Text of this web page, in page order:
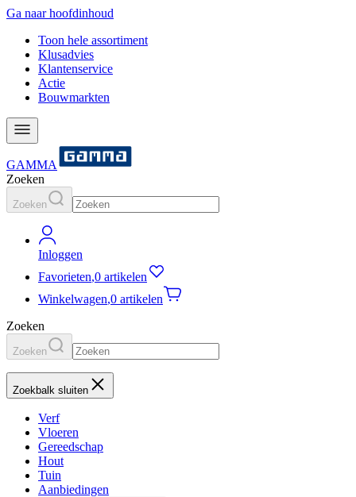
Ga naar hoofdinhoud
Toon hele assortiment
Klusadvies
Klantenservice
Actie
Bouwmarkten
GAMMA
Zoeken
Zoeken
Inloggen
Favorieten,0 artikelen
Winkelwagen,0 artikelen
Zoeken
Zoeken
Zoekbalk sluiten
Verf
Vloeren
Gereedschap
Hout
Tuin
Aanbiedingen